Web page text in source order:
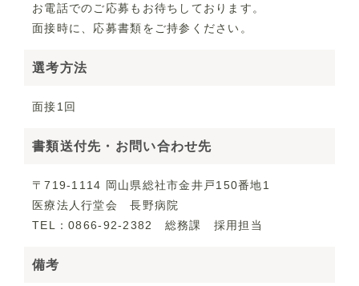
お電話でのご応募もお待ちしております。
面接時に、応募書類をご持参ください。
選考方法
面接1回
書類送付先・お問い合わせ先
〒719-1114 岡山県総社市金井戸150番地1
医療法人行堂会 長野病院
TEL：0866-92-2382 総務課 採用担当
備考